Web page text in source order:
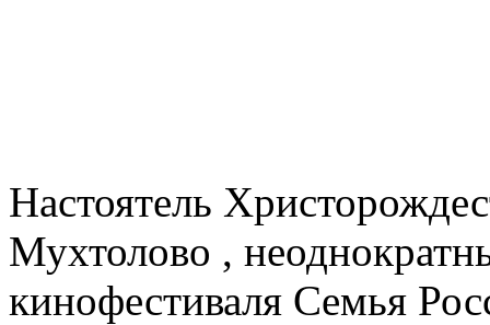
Настоятель
Мухтолово ,
кинофестиваля Семья